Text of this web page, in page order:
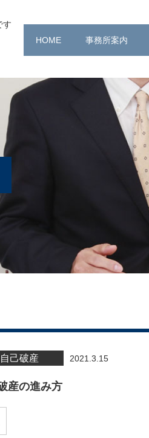
す
HOME
事務所案内
自己破産 2021.3.15
産の進み方